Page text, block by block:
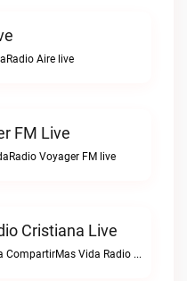
Aire live
FM Live
Voyager FM live
Cristiana Live
Una Bendición Para CompartirMas Vida Radio Cristiana live